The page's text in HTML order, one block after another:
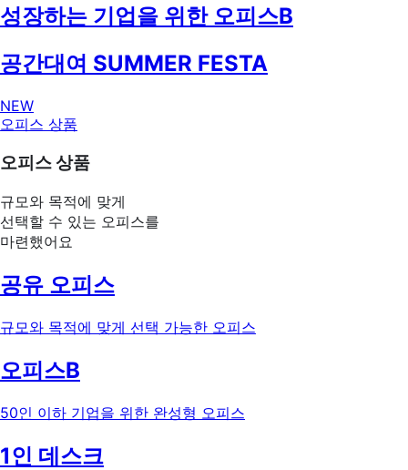
성장하는 기업을 위한 오피스B
공간대여 SUMMER FESTA
NEW
오피스 상품
오피스 상품
규모와 목적에 맞게
선택할 수 있는 오피스를
마련했어요
공유 오피스
규모와 목적에 맞게 선택 가능한 오피스
오피스B
50인 이하 기업을 위한 완성형 오피스
1인 데스크